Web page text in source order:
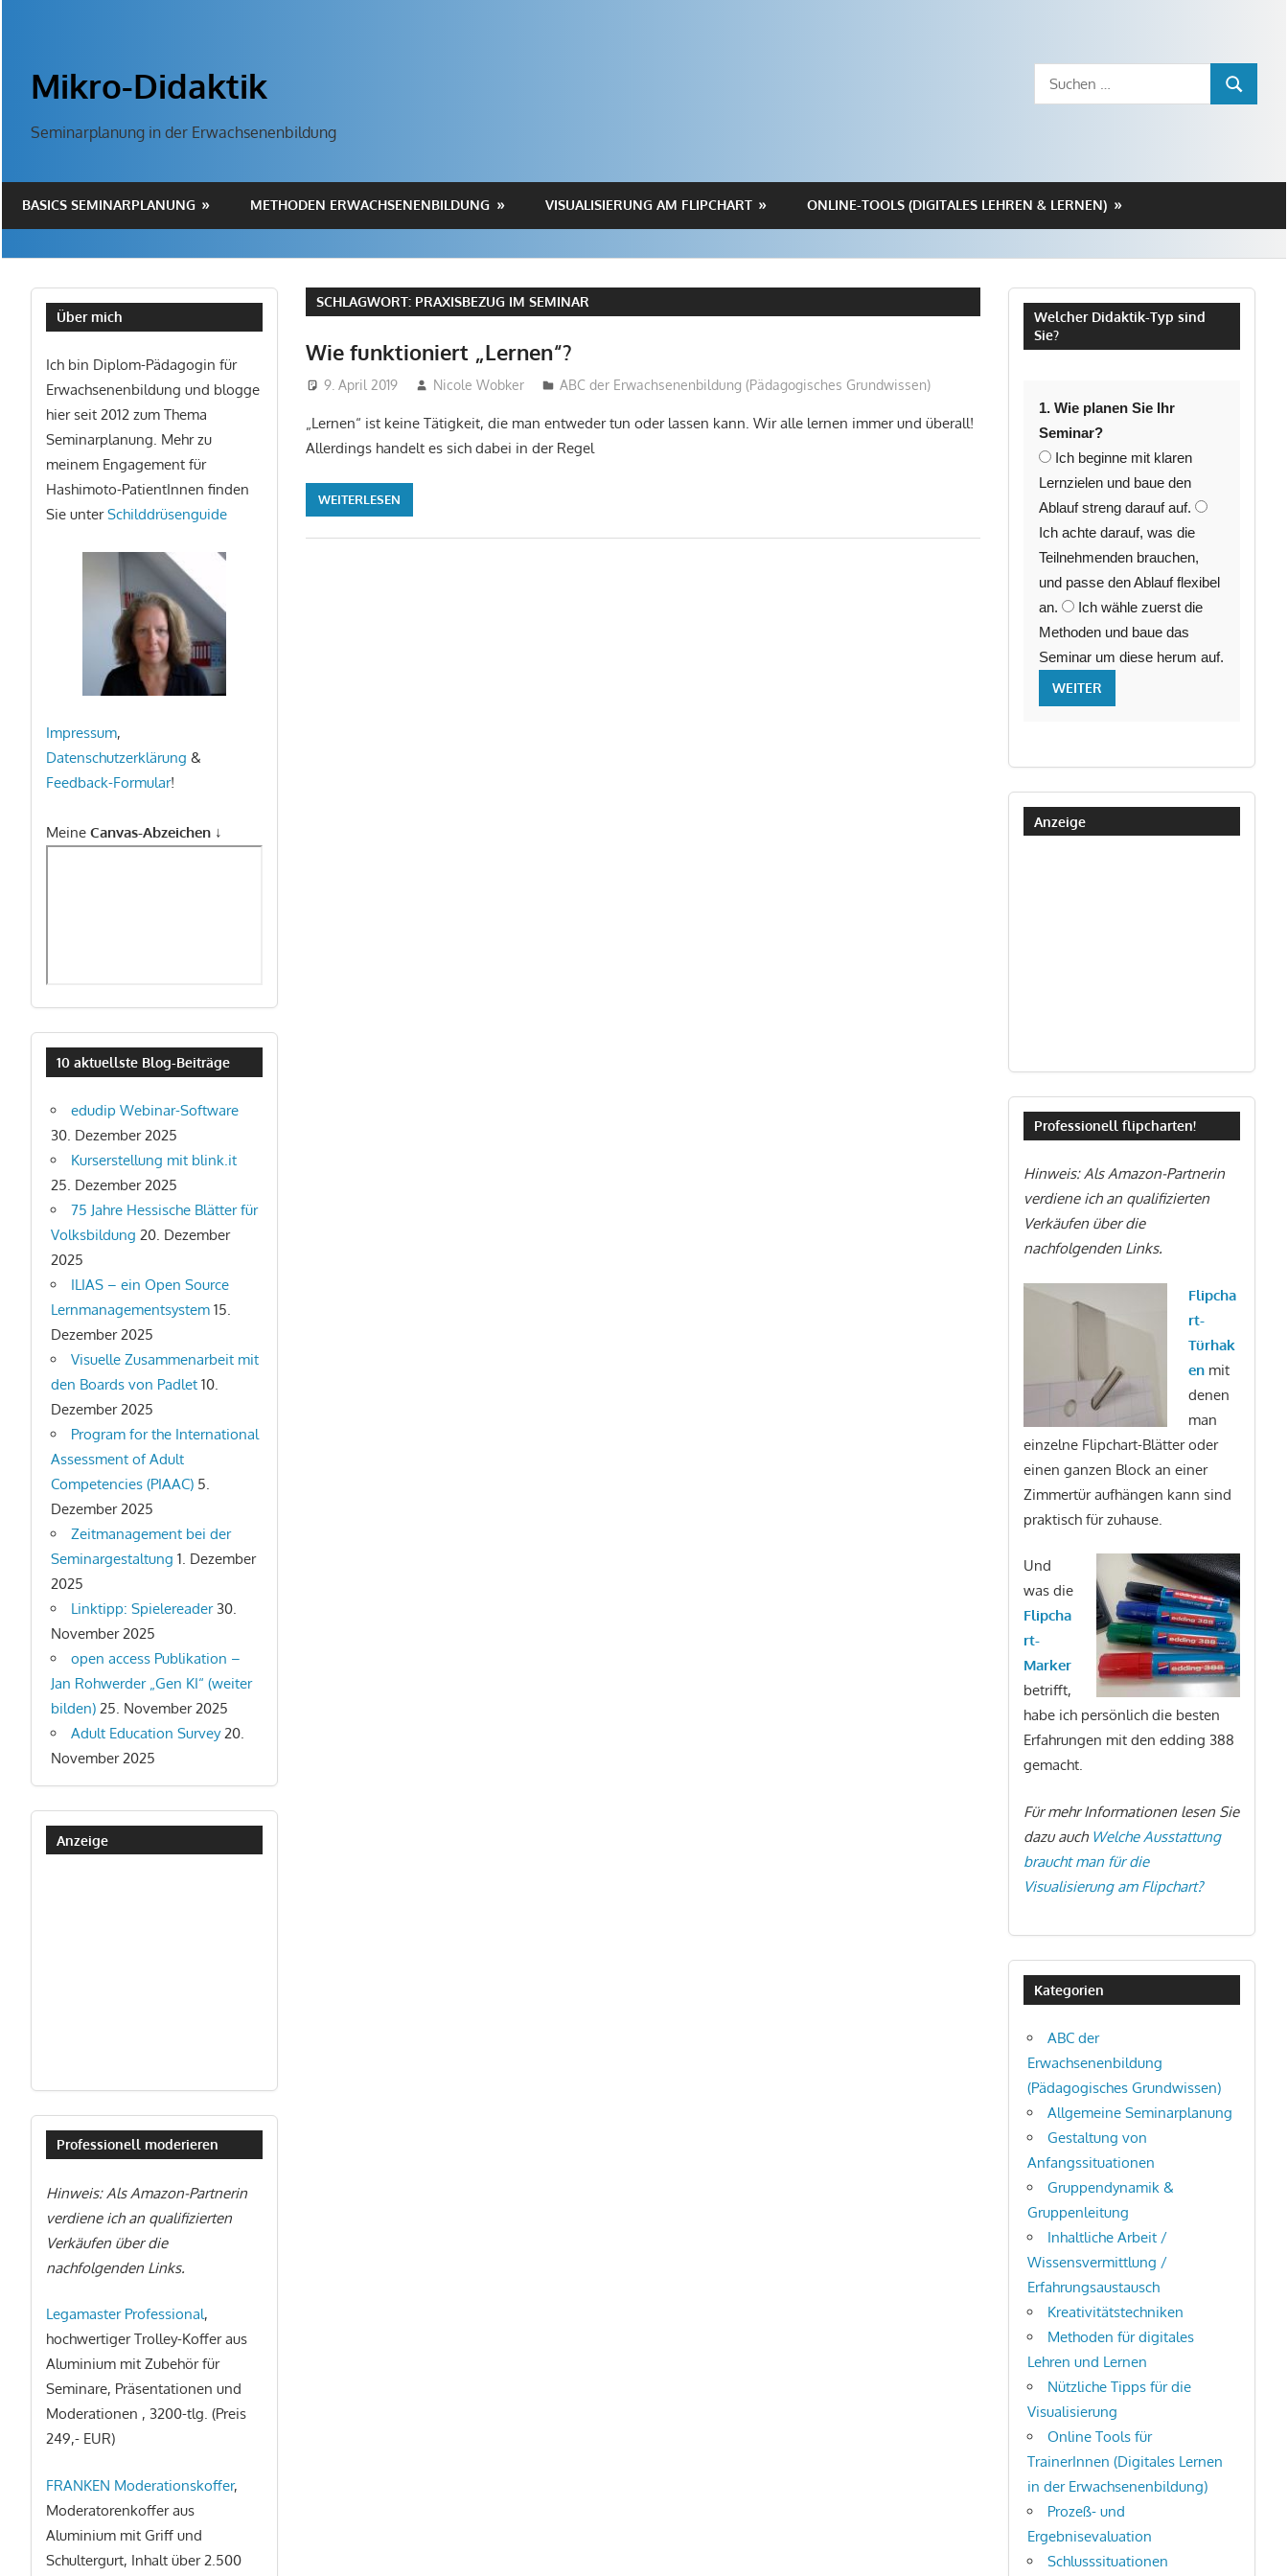
Mikro-Didaktik
Seminarplanung in der Erwachsenenbildung
Suchen
nach:
SUCHEN
BASICS SEMINARPLANUNG METHODEN ERWACHSENENBILDUNG VISUALISIERUNG AM FLIPCHART ONLINE-TOOLS (DIGITALES LEHREN & LERNEN)
SCHLAGWORT: PRAXISBEZUG IM SEMINAR
Wie funktioniert „Lernen“?
9. April 2019 Nicole Wobker ABC der Erwachsenenbildung (Pädagogisches Grundwissen)
„Lernen“ ist keine Tätigkeit, die man entweder tun oder lassen kann. Wir alle lernen immer und überall!
Allerdings handelt es sich dabei in der Regel
WEITERLESEN
Über mich
Ich bin Diplom-Pädagogin für
Erwachsenenbildung und blogge
hier seit 2012 zum Thema
Seminarplanung. Mehr zu
meinem Engagement für
Hashimoto-PatientInnen finden
Sie unterSchilddrüsenguide
Impressum,
Datenschutzerklärung &
Feedback-Formular!
Meine Canvas-Abzeichen ↓
10 aktuellste Blog-Beiträge
edudip Webinar-Software
30. Dezember 2025
Kurserstellung mit blink.it
25. Dezember 2025
75 Jahre Hessische Blätter für
Volksbildung 20. Dezember
2025
ILIAS – ein Open Source
Lernmanagementsystem 15.
Dezember 2025
Visuelle Zusammenarbeit mit
den Boards von Padlet 10.
Dezember 2025
Program for the International
Assessment of Adult
Competencies (PIAAC) 5.
Dezember 2025
Zeitmanagement bei der
Seminargestaltung 1. Dezember
2025
Linktipp: Spielereader 30.
November 2025
open access Publikation –
Jan Rohwerder „Gen KI“ (weiter
bilden) 25. November 2025
Adult Education Survey 20.
November 2025
Anzeige
Professionell moderieren
Hinweis: Als Amazon-Partnerin
verdiene ich an qualifizierten
Verkäufen über die
nachfolgenden Links.
Legamaster Professional,
hochwertiger Trolley-Koffer aus
Aluminium mit Zubehör für
Seminare, Präsentationen und
Moderationen , 3200-tlg. (Preis
249,- EUR)
FRANKEN Moderationskoffer,
Moderatorenkoffer aus
Aluminium mit Griff und
Schultergurt, Inhalt über 2.500
Welcher Didaktik-Typ sind
Sie?
1. Wie planen Sie Ihr
Seminar?
Ich beginne mit klaren
Lernzielen und baue den
Ablauf streng darauf auf.
Ich achte darauf, was die
Teilnehmenden brauchen,
und passe den Ablauf flexibel
an.
Ich wähle zuerst die
Methoden und baue das
Seminar um diese herum auf.
WEITER
Anzeige
Professionell flipcharten!
Hinweis: Als Amazon-Partnerin
verdiene ich an qualifizierten
Verkäufen über die
nachfolgenden Links.
Flipcha
rt-
Türhak
en mit
denen
man
einzelne Flipchart-Blätter oder
einen ganzen Block an einer
Zimmertür aufhängen kann sind
praktisch für zuhause.
Und
was die
Flipcha
rt-
Marker
betrifft,
habe ich persönlich die besten
Erfahrungen mit den edding 388
gemacht.
Für mehr Informationen lesen Sie
dazu auch Welche Ausstattung
braucht man für die
Visualisierung am Flipchart?
Kategorien
ABC der
Erwachsenenbildung
(Pädagogisches Grundwissen)
Allgemeine Seminarplanung
Gestaltung von
Anfangssituationen
Gruppendynamik &
Gruppenleitung
Inhaltliche Arbeit /
Wissensvermittlung /
Erfahrungsaustausch
Kreativitätstechniken
Methoden für digitales
Lehren und Lernen
Nützliche Tipps für die
Visualisierung
Online Tools für
TrainerInnen (Digitales Lernen
in der Erwachsenenbildung)
Prozeß- und
Ergebnisevaluation
Schlusssituationen